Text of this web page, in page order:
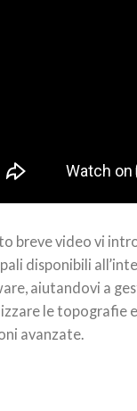
breve video vi
disponibili
aiutandovi a
le topografie
avanzate.